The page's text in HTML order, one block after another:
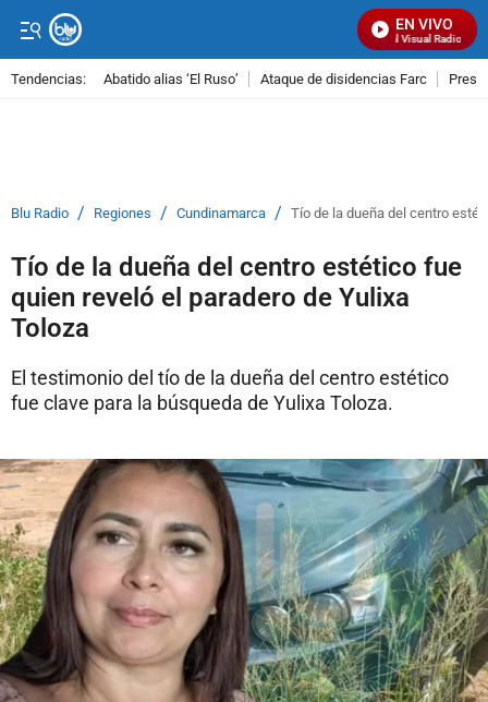
EN VIVO
Señal Visual Radio
Tendencias: Abatido alias ‘El Ruso’ Ataque de disidencias Farc
Blu Radio / Regiones / Cundinamarca / Tío de la dueña del centro
Tío de la dueña del centro estético fue
quien reveló el paradero de Yulixa
Toloza
El testimonio del tío de la dueña del centro estético
fue clave para la búsqueda de Yulixa Toloza.